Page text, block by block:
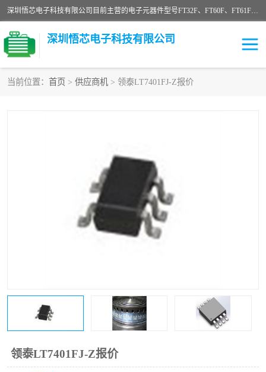
深圳悟芯电子科技有限公司目前主营的电子元器件型号FT32F、FT60F、FT61F、FT62F、FT64F、FT61FC、MCU EEPROM MOS LDO 稳压管 触摸IC DC-DC AC-DC 协议IC等，广泛应用于LED射灯、LED日光灯、等诸多领域。
深圳悟芯电子科技有限公司
当前位置： 首页 > 供应商机 > 领泰LT7401FJ-Z报价
领泰LT7401FJ-Z报价
FT32F
FT61F
FT64F
FT61F022 FT61F145
FT61F021